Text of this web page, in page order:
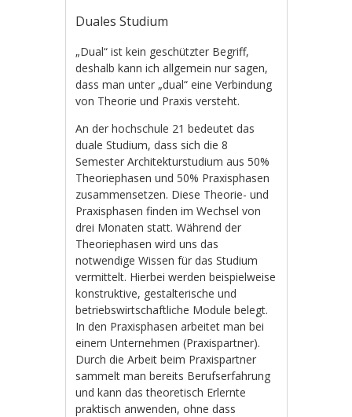
Duales Studium
„Dual“ ist kein geschützter Begriff,
deshalb kann ich allgemein nur sagen,
dass man unter „dual“ eine Verbindung
von Theorie und Praxis versteht.
An der hochschule 21 bedeutet das
duale Studium, dass sich die 8
Semester Architekturstudium aus 50%
Theoriephasen und 50% Praxisphasen
zusammensetzen. Diese Theorie- und
Praxisphasen finden im Wechsel von
drei Monaten statt. Während der
Theoriephasen wird uns das
notwendige Wissen für das Studium
vermittelt. Hierbei werden beispielweise
konstruktive, gestalterische und
betriebswirtschaftliche Module belegt.
In den Praxisphasen arbeitet man bei
einem Unternehmen (Praxispartner).
Durch die Arbeit beim Praxispartner
sammelt man bereits Berufserfahrung
und kann das theoretisch Erlernte
praktisch anwenden, ohne dass